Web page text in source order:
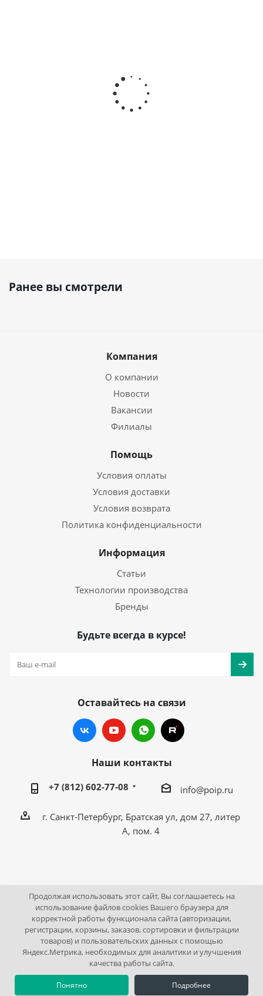
Ранее вы смотрели
Компания
О компании
Новости
Вакансии
Филиалы
Помощь
Условия оплаты
Условия доставки
Условия возврата
Политика конфиденциальности
Информация
Статьи
Технологии производства
Бренды
Будьте всегда в курсе!
Оставайтесь на связи
Наши контакты
+7 (812) 602-77-08 info@poip.ru
г. Санкт-Петербург, Братская ул, дом 27, литер
А, пом. 4
2009 - 2026 © Промышленное оборудование Интернет
портал.
195043, г. Санкт-Петербург, Братская ул, дом 27, литер А,
пом. 4
Продолжая использовать этот сайт, Вы соглашаетесь на
использование файлов cookies Вашего браузера для
корректной работы функционала сайта (авторизации,
регистрации, корзины, заказов, сортировки и фильтрации
товаров) и пользовательских данных с помощью
Яндекс.Метрика, необходимых для аналитики и улучшения
качества работы сайта.
Понятно Подробнее